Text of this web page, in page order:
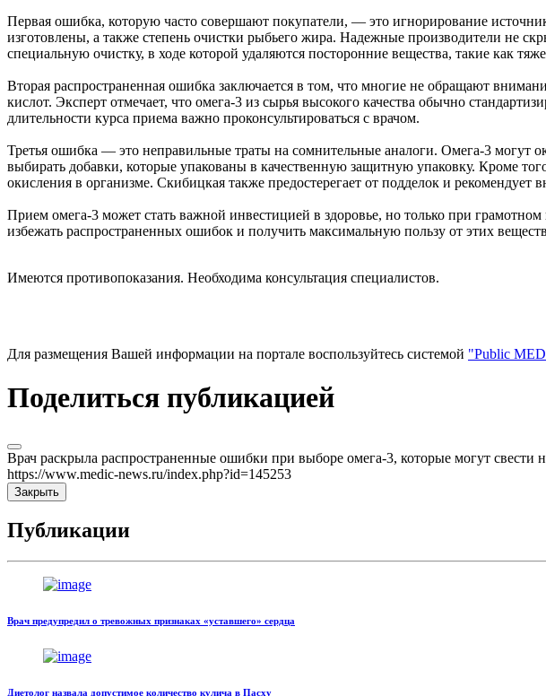
Первая ошибка, которую часто совершают покупатели, — это игнорирование
изготовлены, а также степень очистки рыбьего жира. Надежные производители не
специальную очистку, в ходе которой удаляются посторонние вещества, такие как
Вторая распространенная ошибка заключается в том, что многие не обращают
кислот. Эксперт отмечает, что омега-3 из сырья высокого качества обычно
длительности курса приема важно проконсультироваться с врачом.
Третья ошибка — это неправильные траты на сомнительные аналоги. Омега-3 могут
выбирать добавки, которые упакованы в качественную защитную упаковку. Кроме
окисления в организме. Скибицкая также предостерегает от подделок и
Прием омега-3 может стать важной инвестицией в здоровье, но только при
избежать распространенных ошибок и получить максимальную пользу от этих
Имеются противопоказания. Необходима консультация специалистов.
Для размещения Вашей информации на портале воспользуйтесь системой "Public
Поделиться публикацией
Врач раскрыла распространенные ошибки при выборе омега-3, которые могут свести
https://www.medic-news.ru/index.php?id=145253
Закрыть
Публикации
Врач предупредил о тревожных признаках «уставшего» сердца
Диетолог назвала допустимое количество кулича в Пасху